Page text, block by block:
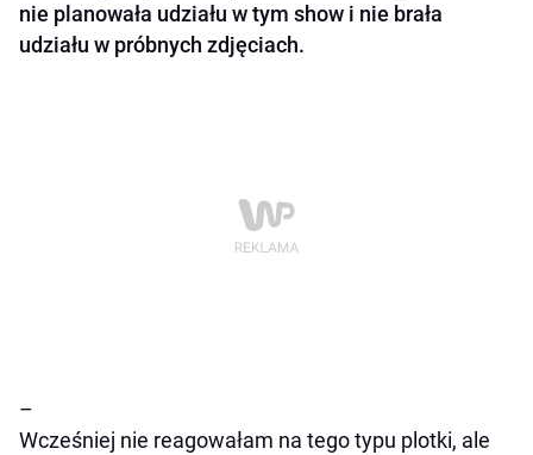
nie planowała udziału w tym show i nie brała
udziału w próbnych zdjęciach.
–
Wcześniej nie reagowałam na tego typu plotki, ale